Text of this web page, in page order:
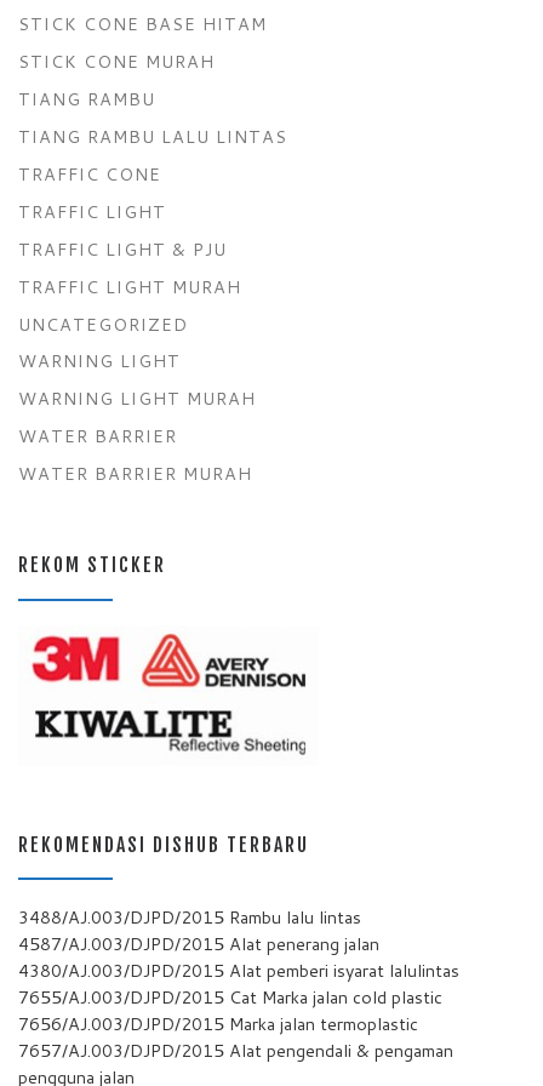
STICK CONE BASE HITAM
STICK CONE MURAH
TIANG RAMBU
TIANG RAMBU LALU LINTAS
TRAFFIC CONE
TRAFFIC LIGHT
TRAFFIC LIGHT & PJU
TRAFFIC LIGHT MURAH
UNCATEGORIZED
WARNING LIGHT
WARNING LIGHT MURAH
WATER BARRIER
WATER BARRIER MURAH
REKOM STICKER
REKOMENDASI DISHUB TERBARU
3488/AJ.003/DJPD/2015 Rambu lalu lintas
4587/AJ.003/DJPD/2015 Alat penerang jalan
4380/AJ.003/DJPD/2015 Alat pemberi isyarat lalulintas
7655/AJ.003/DJPD/2015 Cat Marka jalan cold plastic
7656/AJ.003/DJPD/2015 Marka jalan termoplastic
7657/AJ.003/DJPD/2015 Alat pengendali & pengaman
pengguna jalan